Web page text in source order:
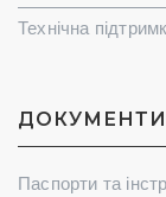
Технічна
ДОКУМЕНТИ
Паспорти та